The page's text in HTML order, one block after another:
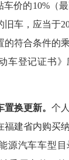
价的10%（
旧车，应当于
的符合条件的
车登记证书
置换更新。个
福建省内购买
源汽车车型